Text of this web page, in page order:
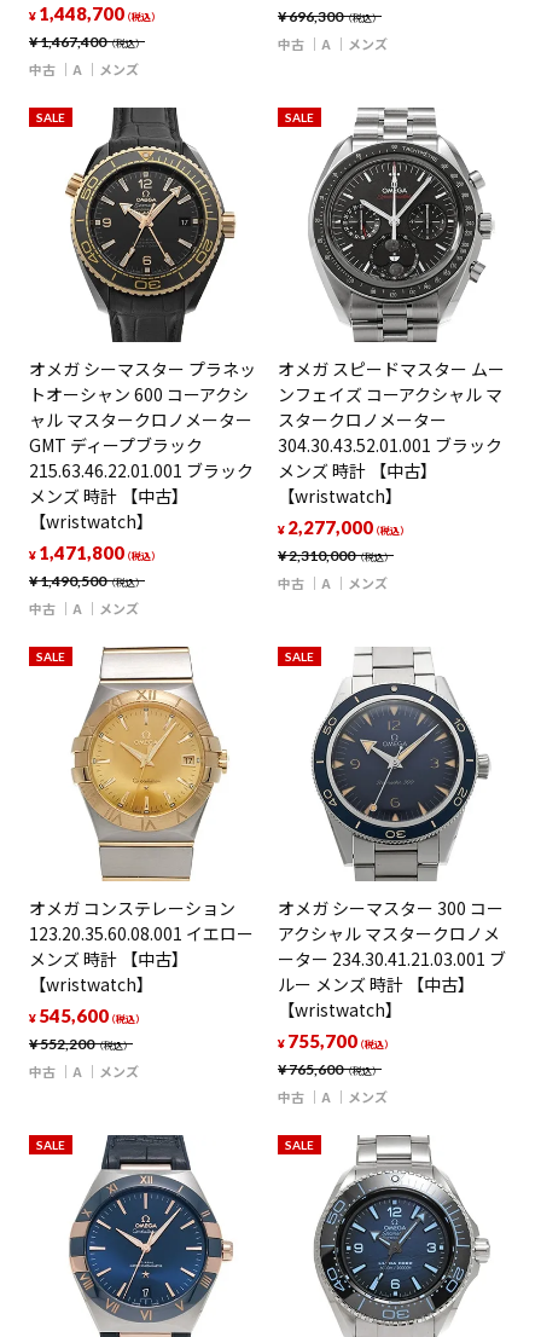
¥1,467,400（税込）
¥ 1,448,700（税込）
中古 A メンズ
¥696,300（税込）
中古 A メンズ
SALE
オメガ シーマスター プラネッ
トオーシャン 600 コーアクシ
ャル マスタークロノメーター
GMT ディープブラック
215.63.46.22.01.001 ブラック
メンズ 時計 【中古】
【wristwatch】
¥1,490,500（税込）
¥ 1,471,800（税込）
中古 A メンズ
SALE
オメガ スピードマスター ムー
ンフェイズ コーアクシャル マ
スタークロノメーター
304.30.43.52.01.001 ブラック
メンズ 時計 【中古】
【wristwatch】
¥2,310,000（税込）
¥ 2,277,000（税込）
中古 A メンズ
SALE
オメガ コンステレーション
123.20.35.60.08.001 イエロー
メンズ 時計 【中古】
【wristwatch】
¥552,200（税込）
¥ 545,600（税込）
中古 A メンズ
SALE
オメガ シーマスター 300 コー
アクシャル マスタークロノメ
ーター 234.30.41.21.03.001 ブ
ルー メンズ 時計 【中古】
【wristwatch】
¥765,600（税込）
¥ 755,700（税込）
中古 A メンズ
SALE SALE